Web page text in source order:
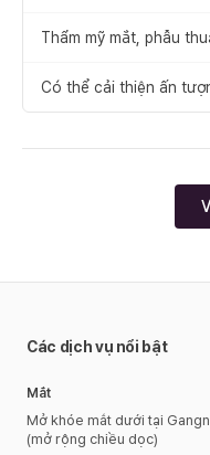
Thẩm mỹ mắt, phẫu
Có thể cải thiện ấn
không?
Các dịch vụ nổi bật
Mắt
Mở khóe mắt dưới tại
(mở rộng chiều dọc)